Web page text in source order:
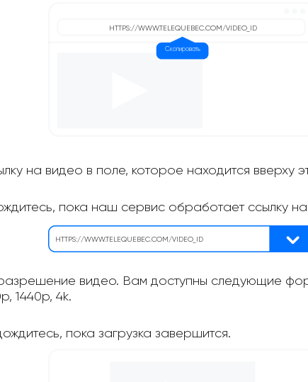
на видео в поле, которое находится вверху
пока наш сервис обработает ссылку
видео. Вам доступны следующие
1440p, 4k.
пока загрузка завершится.